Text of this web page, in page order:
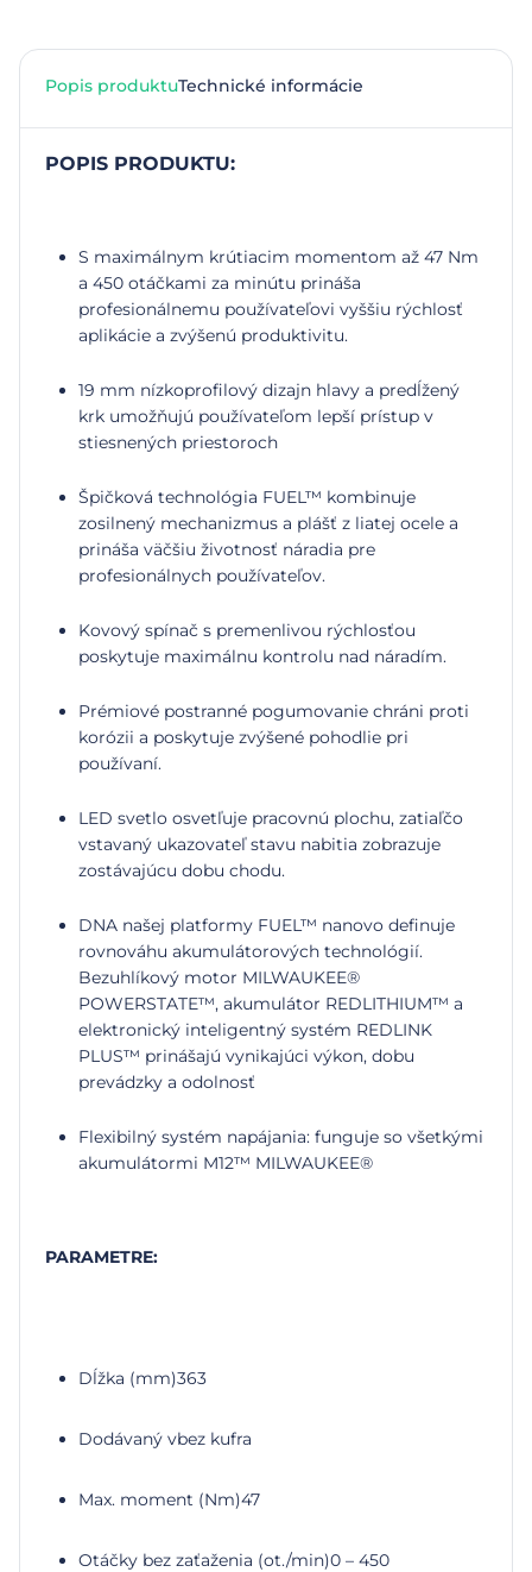
Popis produktuTechnické informácie
POPIS PRODUKTU:
S maximálnym krútiacim momentom až 47 Nm
a 450 otáčkami za minútu prináša
profesionálnemu používateľovi vyššiu rýchlosť
aplikácie a zvýšenú produktivitu.
19 mm nízkoprofilový dizajn hlavy a predĺžený
krk umožňujú používateľom lepší prístup v
stiesnených priestoroch
Špičková technológia FUEL™ kombinuje
zosilnený mechanizmus a plášť z liatej ocele a
prináša väčšiu životnosť náradia pre
profesionálnych používateľov.
Kovový spínač s premenlivou rýchlosťou
poskytuje maximálnu kontrolu nad náradím.
Prémiové postranné pogumovanie chráni proti
korózii a poskytuje zvýšené pohodlie pri
používaní.
LED svetlo osvetľuje pracovnú plochu, zatiaľčo
vstavaný ukazovateľ stavu nabitia zobrazuje
zostávajúcu dobu chodu.
DNA našej platformy FUEL™ nanovo definuje
rovnováhu akumulátorových technológií.
Bezuhlíkový motor MILWAUKEE®
POWERSTATE™, akumulátor REDLITHIUM™ a
elektronický inteligentný systém REDLINK
PLUS™ prinášajú vynikajúci výkon, dobu
prevádzky a odolnosť
Flexibilný systém napájania: funguje so všetkými
akumulátormi M12™ MILWAUKEE®
PARAMETRE:
Dĺžka (mm)363
Dodávaný vbez kufra
Max. moment (Nm)47
Otáčky bez zaťaženia (ot./min)0 – 450